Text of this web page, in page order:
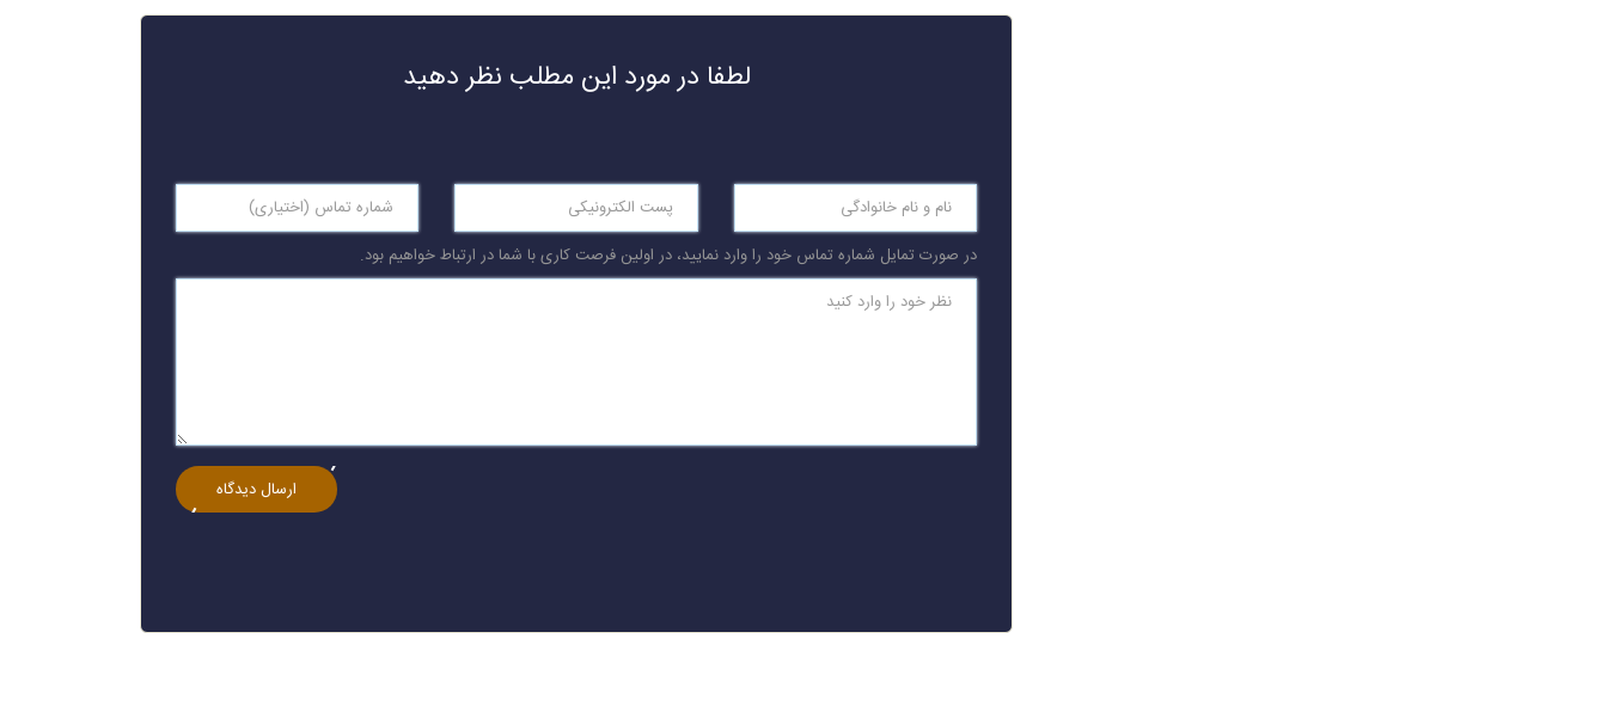
لطفا در مورد این مطلب نظر دهید
در صورت تمایل شماره تماس خود را وارد نمایید، در اولین فرصت کاری با شما در ارتباط خواهیم بود.